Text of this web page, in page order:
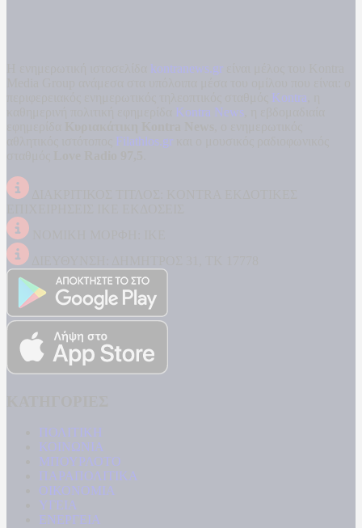
kontranews.gr
Kontra
Kontra News
Filathlos.gr
ΠΟΛΙΤΙΚΗ
ΚΟΙΝΩΝΙΑ
ΜΠΟΥΡΛΟΤΟ
ΠΑΡΑΠΟΛΙΤΙΚΑ
ΟΙΚΟΝΟΜΙΑ
ΥΓΕΙΑ
ΕΝΕΡΓΕΙΑ